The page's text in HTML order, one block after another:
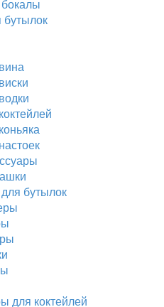
бутылок
бутылок
для коктейлей